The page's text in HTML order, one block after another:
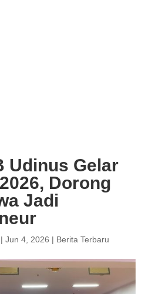
Udinus Gelar
Dorong
Jadi
Jun 4, 2026 | Berita Terbaru